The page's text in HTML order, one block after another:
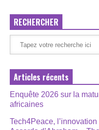
RECHERCHER
Articles récents
Enquête 2026 sur la
africaines
Tech4Peace,